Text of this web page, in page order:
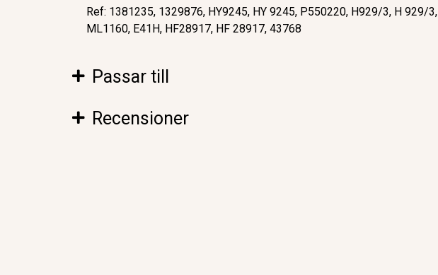
Ref: 1381235, 1329876, HY9245, HY 9245, P550220, H929/3, H 929/3,
ML1160, E41H, HF28917, HF 28917, 43768
Passar till
Recensioner